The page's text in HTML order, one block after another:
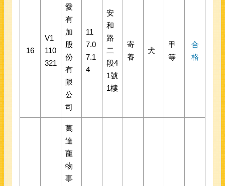
16
V1
110
321
愛
有
加
股
份
有
限
公
司
11
7.0
7.1
4
安
和
路
二
段4
1號
1樓
寄
養
犬
甲
等
合
格
萬
達
寵
物
事